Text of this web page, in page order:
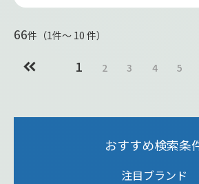
66件（1件〜 10 件）
1 2 3 4 5
おすすめ検索条
注目ブランド